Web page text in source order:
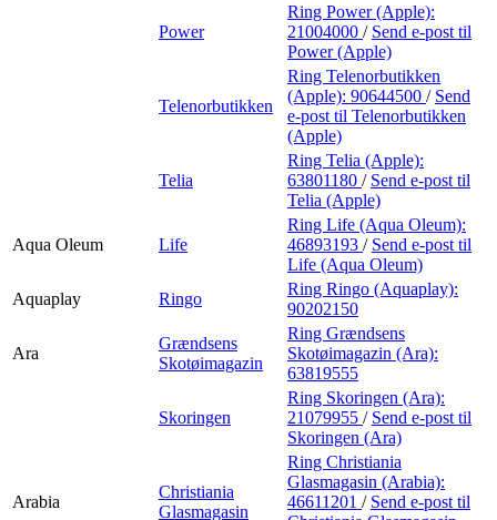
Power
Ring Power (Apple):
21004000 / Send e-post til
Power (Apple)
Telenorbutikken
Ring Telenorbutikken
(Apple): 90644500 / Send
e-post til Telenorbutikken
(Apple)
Telia
Ring Telia (Apple):
63801180 / Send e-post til
Telia (Apple)
Aqua Oleum Life
Ring Life (Aqua Oleum):
46893193 / Send e-post til
Life (Aqua Oleum)
Aquaplay
Ringo
Ring Ringo (Aquaplay):
90202150
Ara
Grændsens
Skotøimagazin
Ring Grændsens
Skotøimagazin (Ara):
63819555
Skoringen
Ring Skoringen (Ara):
21079955 / Send e-post til
Skoringen (Ara)
Arabia
Christiania
Glasmagasin
Ring Christiania
Glasmagasin (Arabia):
46611201 / Send e-post til